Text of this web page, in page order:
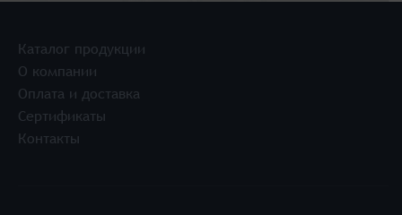
Каталог продукции
О компании
Оплата и доставка
Сертификаты
Контакты